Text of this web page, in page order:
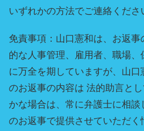
いずれかの方法でご連絡くださ
免責事項：山口憲和は、お返
的な人事管理、雇用者、職場
に万全を期していますが、山口
のお返事の内容は 法的助言と
かな場合は、常に弁護士に相
のお返事で提供させていただ